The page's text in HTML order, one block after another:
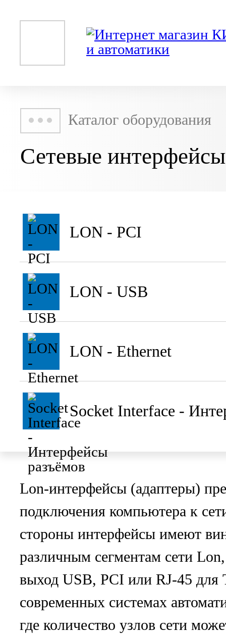
Каталог оборудования
Сетевые интерфейсы
LON - PCI
LON - USB
LON - Ethernet
Socket Interface -
Lon-интерфейсы (адаптеры)
подключения компьютера к
стороны интерфейсы имеют
различным сегментам сети
выход USB, PCI или RJ-45 для
современных системах
где количество узлов сети